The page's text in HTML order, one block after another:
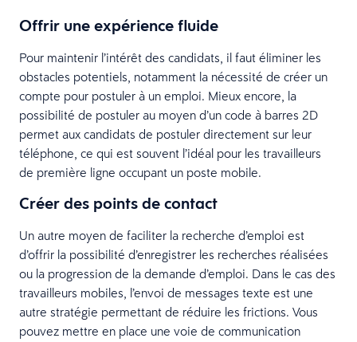
Offrir une expérience fluide
Pour maintenir l’intérêt des candidats, il faut éliminer les
obstacles potentiels, notamment la nécessité de créer un
compte pour postuler à un emploi. Mieux encore, la
possibilité de postuler au moyen d’un code à barres 2D
permet aux candidats de postuler directement sur leur
téléphone, ce qui est souvent l’idéal pour les travailleurs
de première ligne occupant un poste mobile.
Créer des points de contact
Un autre moyen de faciliter la recherche d’emploi est
d’offrir la possibilité d’enregistrer les recherches réalisées
ou la progression de la demande d’emploi. Dans le cas des
travailleurs mobiles, l’envoi de messages texte est une
autre stratégie permettant de réduire les frictions. Vous
pouvez mettre en place une voie de communication